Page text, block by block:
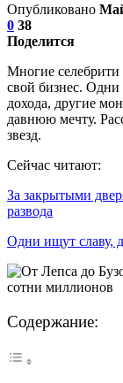
Опубликовано
0 38
Поделится
Многие селебрити
свой бизнес.
дохода, другие
давнюю мечту.
звезд.
Сейчас читают:
За закрытыми
развода
Одни ищут славу,
Содержание: